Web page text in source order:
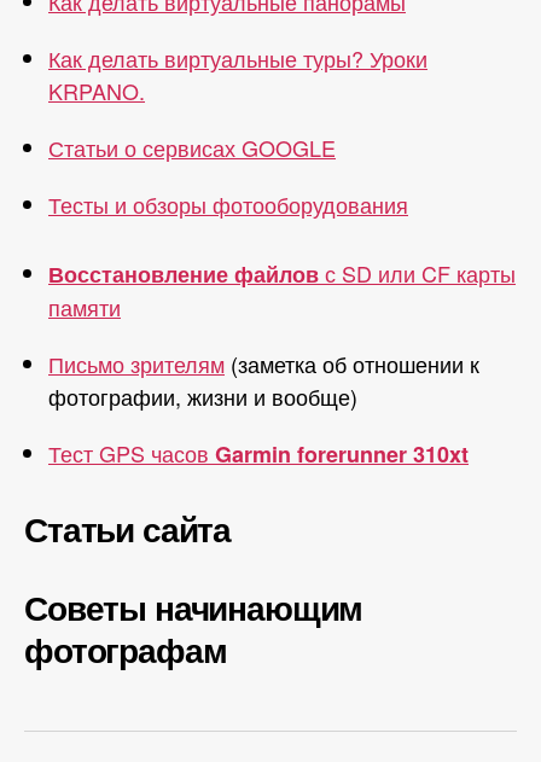
Как делать виртуальные туры? Уроки
KRPANO.
Статьи о сервисах GOOGLE
Тесты и обзоры фотооборудования
Восстановление файловс SD или CF карты
памяти
Письмо зрителям (заметка об отношении к
фотографии, жизни и вообще)
Тест GPS часов Garmin forerunner 310xt
Статьи сайта
Советы начинающим
фотографам